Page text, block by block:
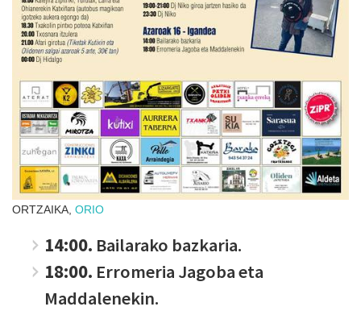
ORTZAIKA, ORIO
14:00. Bailarako bazkaria.
18:00. Erromeria Jagoba eta
Maddalenekin.